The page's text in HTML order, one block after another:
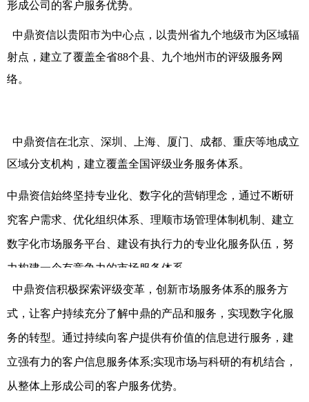
中鼎资信始终坚持专业化、数字化的营销理念，通过不断研
究客户需求、优化组织体系、理顺市场管理体制机制、建立
数字化市场服务平台、建设有执行力的专业化服务队伍，努
力构建一个有竞争力的市场服务体系。
中鼎资信积极探索评级变革，创新市场服务体系的服务方
式，让客户持续充分了解中鼎的产品和服务，实现数字化服
务的转型。通过持续向客户提供有价值的信息进行服务，建
立强有力的客户信息服务体系;实现市场与科研的有机结合，
从整体上形成公司的客户服务优势。
形成公司的客户服务优势。
中鼎资信以贵阳市为中心点，以贵州省九个地级市为区域辐
射点，建立了覆盖全省88个县、九个地州市的评级服务网
络。
中鼎资信在北京、深圳、上海、厦门、成都、重庆等地成立
区域分支机构，建立覆盖全国评级业务服务体系。